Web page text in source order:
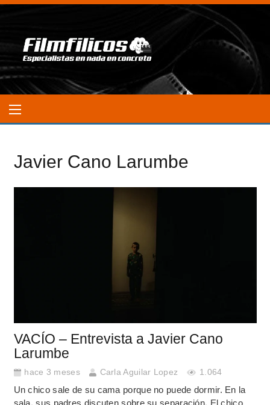
Javier Cano Larumbe
VACÍO – Entrevista a Javier Cano
Larumbe
hace 3 meses Carla Aguilar Lopez 1.064
Un chico sale de su cama porque no puede dormir. En la